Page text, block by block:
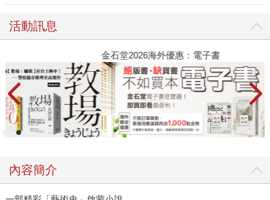
活動訊息
金石堂2026海外優惠：電子書
內容簡介